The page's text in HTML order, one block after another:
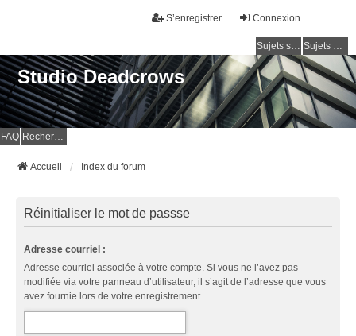
Connexion
S’enregistrer
Sujets sans réponse Sujets actifs
Studio Deadcrows
FAQ Rechercher
Accueil Index du forum
Réinitialiser le mot de passse
Adresse courriel :
Adresse courriel associée à votre compte. Si vous ne l’avez pas
modifiée via votre panneau d’utilisateur, il s’agit de l’adresse que vous
avez fournie lors de votre enregistrement.